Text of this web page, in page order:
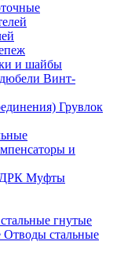
и шайбы
Винт-
Грувлок
и
Муфты
гнутые
Отводы стальные